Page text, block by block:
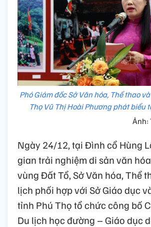
Phó Giám đốc Sở Văn hóa, Thể thao
Thọ Vũ Thị Hoài Phương phát biểu
Ảnh:
Ngày 24/12, tại Đình cổ Hùng
gian trải nghiệm di sản văn
vùng Đất Tổ, Sở Văn hóa, Thể
lịch phối hợp với Sở Giáo dục
tỉnh Phú Thọ tổ chức công bố
Du lịch học đường – Giáo dục